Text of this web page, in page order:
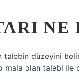
NE
talebin düzeyini
o mala olan talebi